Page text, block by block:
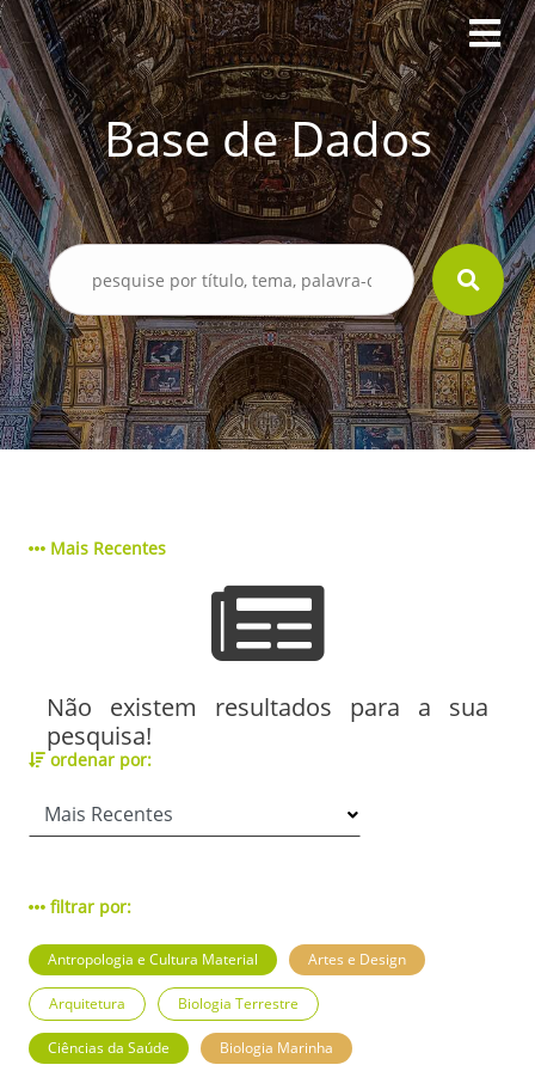
Base de Dados
Mais Recentes
Não existem resultados para a sua
pesquisa!
ordenar por:
filtrar por:
Antropologia e Cultura Material Artes e Design
Arquitetura Biologia Terrestre
Ciências da Saúde Biologia Marinha